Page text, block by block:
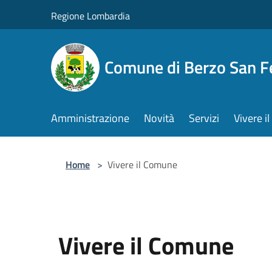
Regione Lombardia
Comune di Berzo San
Amministrazione Novità Servizi Vivere
Home > Vivere il Comune
Vivere il Comune